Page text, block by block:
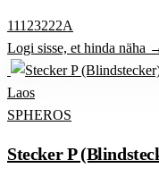
11123222A
Logi sisse, et hinda näha
Laos
SPHEROS
Stecker P